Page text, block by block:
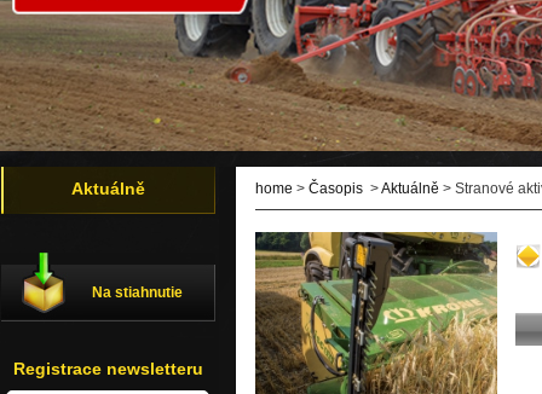
home > Časopis >Aktuálně > Stranové
Aktuálně
Na stiahnutie
Registrace newsletteru